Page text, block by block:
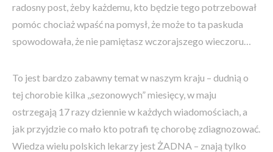
radosny post, żeby każdemu, kto będzie tego potrzebował
pomóc chociaż wpaść na pomysł, że może to ta paskuda
spowodowała, że nie pamiętasz wczorajszego wieczoru…
To jest bardzo zabawny temat w naszym kraju – dudnią o
tej chorobie kilka ,,sezonowych” miesięcy, w maju
ostrzegają 17 razy dziennie w każdych wiadomościach, a
jak przyjdzie co mało kto potrafi tę chorobę zdiagnozować.
Wiedza wielu polskich lekarzy jest ŻADNA – znają tylko